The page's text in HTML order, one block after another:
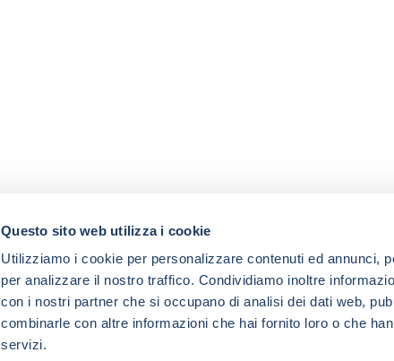
Questo sito web utilizza i cookie
Utilizziamo i cookie per personalizzare contenuti ed annunci,
per analizzare il nostro traffico. Condividiamo inoltre
con i nostri partner che si occupano di analisi dei dati web,
combinarle con altre informazioni che hai fornito loro o che
servizi.